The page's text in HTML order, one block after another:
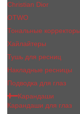
Сhristiаn Diоr
OTWO
Тональные корректоры
Хайлайтеры
Тушь для ресниц
Накладные ресницы
Подводка для глаз
Карандаши
Карандаши для глаз